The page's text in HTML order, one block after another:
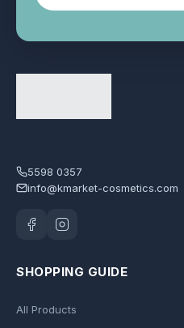
5598 0357
info@kmarket-cosmetics.com
SHOPPING GUIDE
All Products